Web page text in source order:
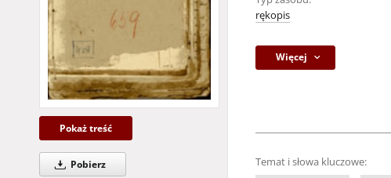
Pokaż treść
Pobierz
rękopis
Więcej
Temat i słowa kluczowe: